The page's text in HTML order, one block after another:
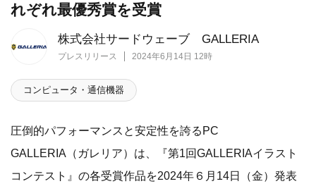
株式会社サードウェーブ GALLERIA
プレスリリース 2024年6月14日 12時
れぞれ最優秀賞を受賞
コンピュータ・通信機器
圧倒的パフォーマンスと安定性を誇るPC
GALLERIA（ガレリア）は、『第1回GALLERIAイラスト
コンテスト』の各受賞作品を2024年６月14日（金）発表